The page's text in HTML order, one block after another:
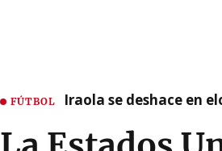
FÚTBOL Iraola se deshace en